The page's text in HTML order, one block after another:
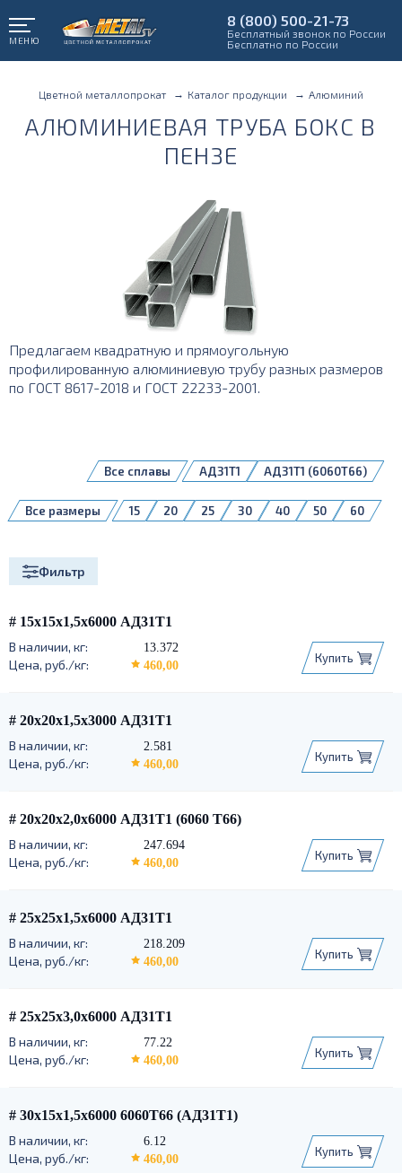
МЕНЮ
8 (800) 500-21-73
Бесплатный звонок по России
Бесплатно по России
Цветной металлопрокат Каталог продукции Алюминий
АЛЮМИНИЕВАЯ ТРУБА БОКС В
ПЕНЗЕ
Предлагаем квадратную и прямоугольную
профилированную алюминиевую трубу разных размеров
по ГОСТ 8617-2018 и ГОСТ 22233-2001.
АД31Т1 АД31Т1 (6060Т66)
Все сплавы
15 20 25 30 40 50
60
Все размеры
Фильтр
# 15х15х1,5х6000 АД31Т1
13.372
460,00
Купить
# 20х20х1,5х3000 АД31Т1
2.581
460,00
Купить
# 20х20х2,0х6000 АД31Т1 (6060 Т66)
247.694
460,00
Купить
# 25х25х1,5х6000 АД31Т1
218.209
460,00
Купить
# 25х25х3,0х6000 АД31Т1
77.22
460,00
Купить
# 30х15х1,5х6000 6060Т66 (АД31Т1)
6.12
460,00
Купить